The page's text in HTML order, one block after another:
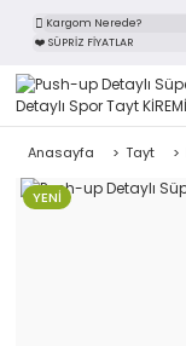
Kargom Nerede?
❤️ SÜPRİZ FİYATLAR
Anasayfa Tayt
YENİ